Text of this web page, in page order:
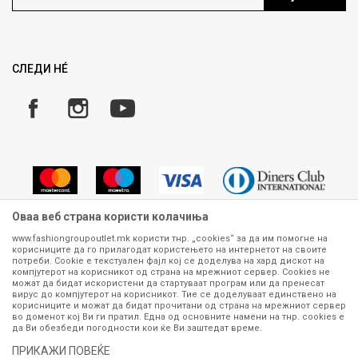
Замена и рефундација на производи
Плаќање
СЛЕДИ НÉ
Сите информации околу производите кои се изложени на нашата
онлајн продавница се стремиме да бидат конкретни, точни и прецизни,
меѓутоа не можеме да гарантираме дека се без ниту една грешка или
пак дека сите производи во моментот се достапни на залиха.
Фотографиите се најверодостојниот приказ на производот. Доколку
дојде до потреба за замена на производ или рефундација, процедурата
контактирајте не на телефонскиот број 070 275 363 или на е-
Оваа веб страна користи колачиња
www.fashiongroupoutlet.mk користи тнр. „cookies“ за да им помогне на
корисниците да го прилагодат користењето на интернетот на своите
потреби. Cookie е текстуален фајл кој се доделува на хард дискот на
компјутерот на корисникот од страна на мрежниот сервер. Cookies не
можат да бидат искористени да стартуваат програм или да пренесат
вирус до компјутерот на корисникот. Тие се доделуваат единствено на
корисниците и можат да бидат прочитани од страна на мрежниот сервер
во доменот кој Ви ги пратил. Една од основните намени на тнр. сookies е
да Ви обезбеди погодности кои ќе Ви заштедат време.
ПРИКАЖИ ПОВЕЌЕ